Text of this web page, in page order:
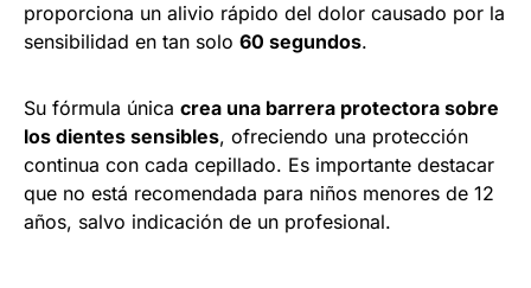
proporciona un alivio rápido del dolor causado por la
sensibilidad en tan solo 60 segundos.
Su fórmula única crea una barrera protectora sobre
los dientes sensibles, ofreciendo una protección
continua con cada cepillado. Es importante destacar
que no está recomendada para niños menores de 12
años, salvo indicación de un profesional.